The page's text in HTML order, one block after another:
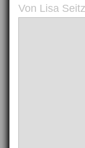
Von Lisa